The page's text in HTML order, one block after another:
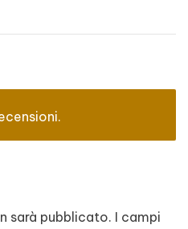
sarà pubblicato. I campi